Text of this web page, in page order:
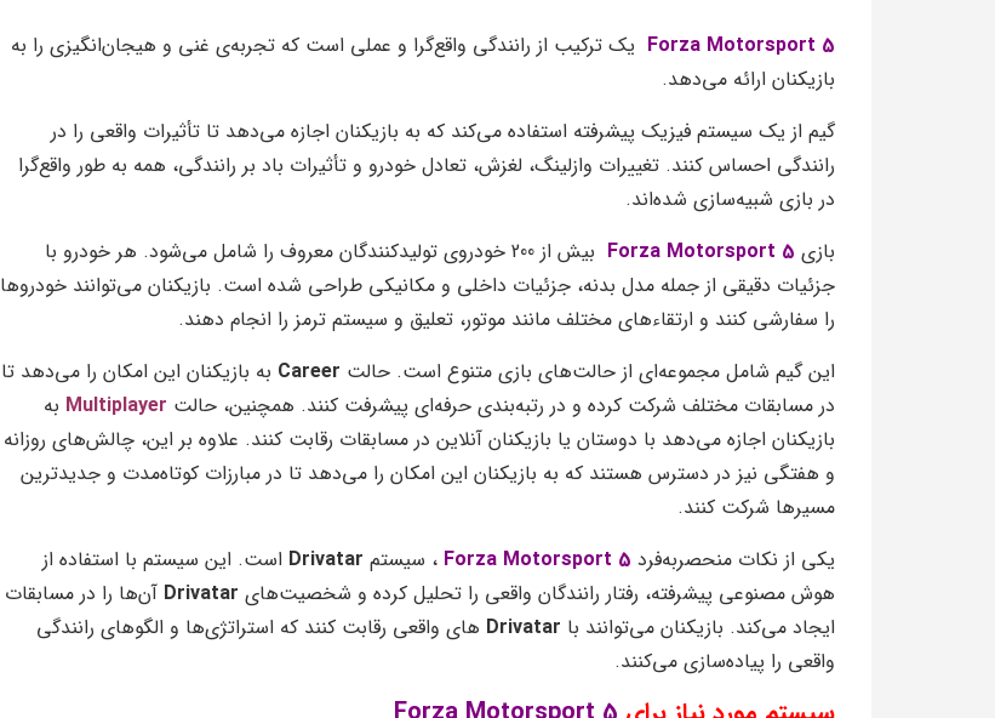
Forza Motorsport 5 یک ترکیب از رانندگی واقع‌گرا و عملی است که تجربه‌ی غنی و هیجان‌انگیزی را به
بازیکنان ارائه می‌دهد.
گیم از یک سیستم فیزیک پیشرفته استفاده می‌کند که به بازیکنان اجازه می‌دهد تا تأثیرات واقعی را در
رانندگی احساس کنند. تغییرات وازلینگ، لغزش، تعادل خودرو و تأثیرات باد بر رانندگی، همه به طور واقع‌گرا
در بازی شبیه‌سازی شده‌اند.
بازی Forza Motorsport 5
بیش از 200 خودروی تولیدکنندگان معروف را شامل می‌شود. هر خودرو با
جزئیات دقیقی از جمله مدل بدنه، جزئیات داخلی و مکانیکی طراحی شده است. بازیکنان می‌توانند خودروها
را سفارشی کنند و ارتقاء‌های مختلف مانند موتور، تعلیق و سیستم ترمز را انجام دهند.
این گیم شامل مجموعه‌ای از حالت‌های بازی متنوع است. حالت Career به بازیکنان این امکان را می‌دهد تا
در مسابقات مختلف شرکت کرده و در رتبه‌بندی حرفه‌ای پیشرفت کنند. همچنین، حالت Multiplayer به
بازیکنان اجازه می‌دهد با دوستان یا بازیکنان آنلاین در مسابقات رقابت کنند. علاوه بر این، چالش‌های روزانه
و هفتگی نیز در دسترس هستند که به بازیکنان این امکان را می‌دهد تا در مبارزات کوتاه‌مدت و جدیدترین
مسیرها شرکت کنند.
یکی از نکات منحصربه‌فرد Forza Motorsport 5 ، سیستم Drivatar است. این سیستم با استفاده از
هوش مصنوعی پیشرفته، رفتار رانندگان واقعی را تحلیل کرده و شخصیت‌های Drivatar آن‌ها را در مسابقات
ایجاد می‌کند. بازیکنان می‌توانند با Drivatar های واقعی رقابت کنند که استراتژی‌ها و الگوهای رانندگی
واقعی را پیاده‌سازی می‌کنند.